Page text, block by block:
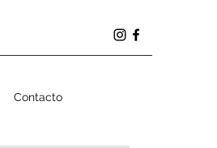
Contacto